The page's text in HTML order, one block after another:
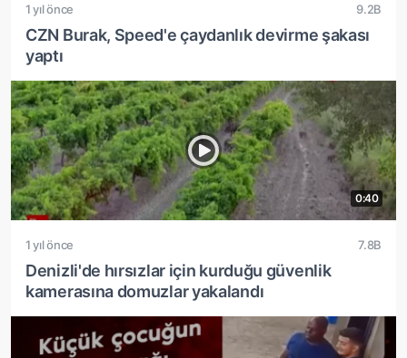
1 yıl önce 9.2B
CZN Burak, Speed'e çaydanlık devirme şakası
yaptı
0:40
1 yıl önce 7.8B
Denizli'de hırsızlar için kurduğu güvenlik
kamerasına domuzlar yakalandı